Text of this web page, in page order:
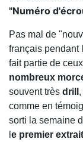
"Numéro
Pas mal de
français pendant
fait partie de
nombreux
souvent très drill
comme en
sorti la semaine
e premier